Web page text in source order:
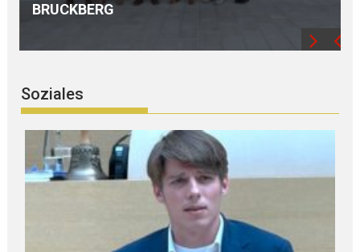
modernster TECHNIK
Soziales